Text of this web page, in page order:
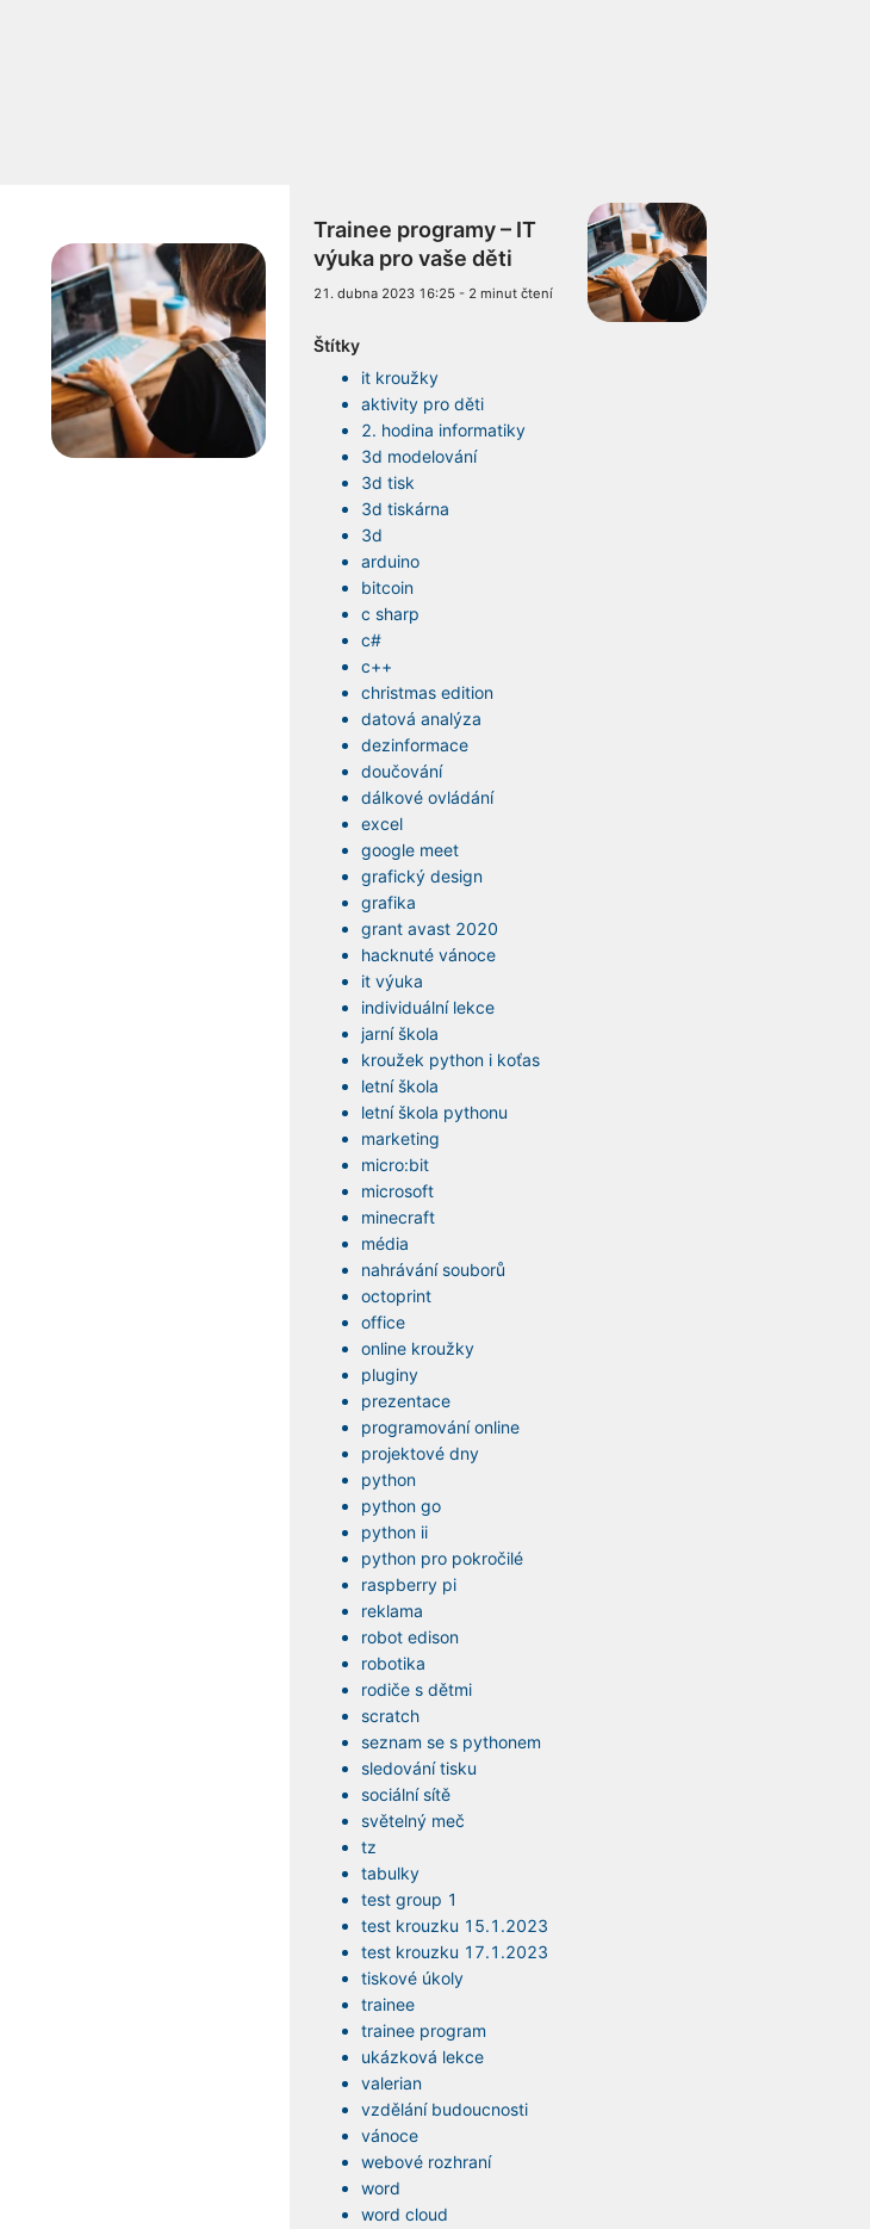
Trainee programy – IT
výuka pro vaše děti
21. dubna 2023 16:25 - 2 minut čtení
Štítky
it kroužky
aktivity pro děti
2. hodina informatiky
3d modelování
3d tisk
3d tiskárna
3d
arduino
bitcoin
c sharp
c#
c++
christmas edition
datová analýza
dezinformace
doučování
dálkové ovládání
excel
google meet
grafický design
grafika
grant avast 2020
hacknuté vánoce
it výuka
individuální lekce
jarní škola
kroužek python i koťas
letní škola
letní škola pythonu
marketing
micro:bit
microsoft
minecraft
média
nahrávání souborů
octoprint
office
online kroužky
pluginy
prezentace
programování online
projektové dny
python
python go
python ii
python pro pokročilé
raspberry pi
reklama
robot edison
robotika
rodiče s dětmi
scratch
seznam se s pythonem
sledování tisku
sociální sítě
světelný meč
tz
tabulky
test group 1
test krouzku 15.1.2023
test krouzku 17.1.2023
tiskové úkoly
trainee
trainee program
ukázková lekce
valerian
vzdělání budoucnosti
vánoce
webové rozhraní
word
word cloud